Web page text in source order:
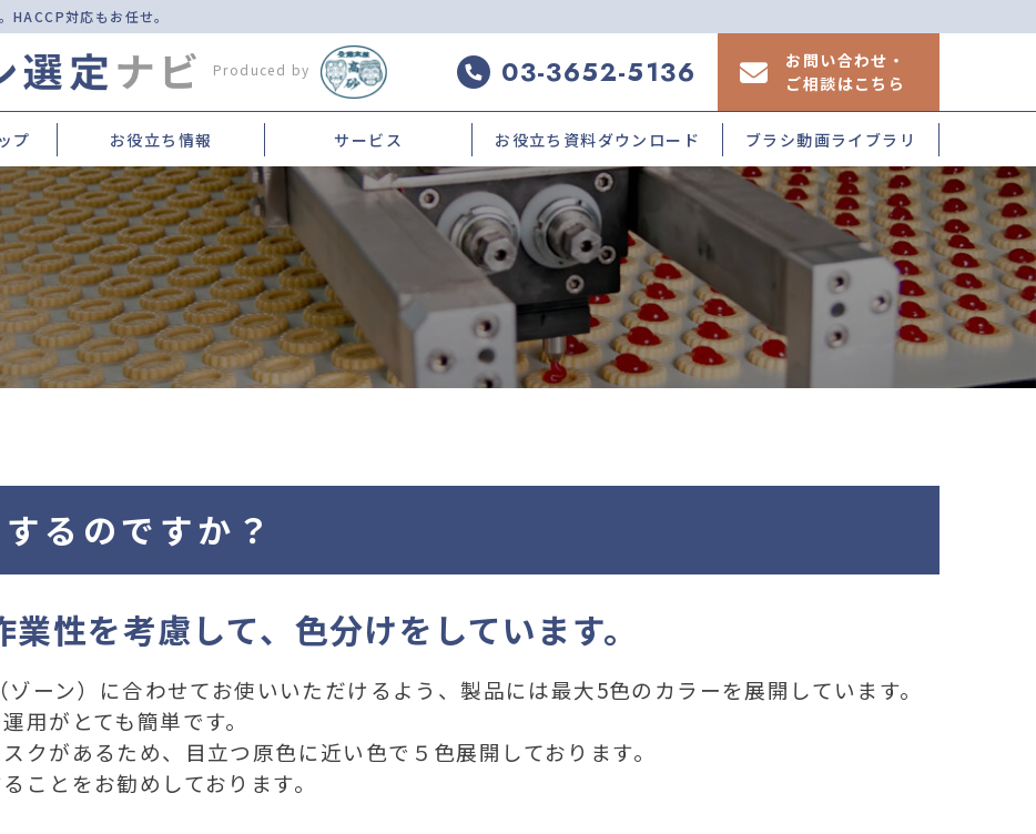
HACCP対応もお任せ。
Produced by 03-3652-5136
お問い合わせ・
ご相談はこちら
プ お役立ち情報 サービス お役立ち資料ダウンロード ブラシ動画ライブラリ
るのですか？
性を考慮して、色分けをしています。
ーン）に合わせてお使いいただけるよう、製品には最大5色のカラーを展開しています。
用がとても簡単です。
クがあるため、目立つ原色に近い色で５色展開しております。
ことをお勧めしております。